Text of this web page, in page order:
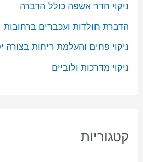
ניקוי חדר אשפה כולל הדברה
הדברת חולדות ועכברים ברחובות
ניקוי פחים והעלמת ריחות בצורה
ניקוי מדרכות ולוביים
קטגוריות